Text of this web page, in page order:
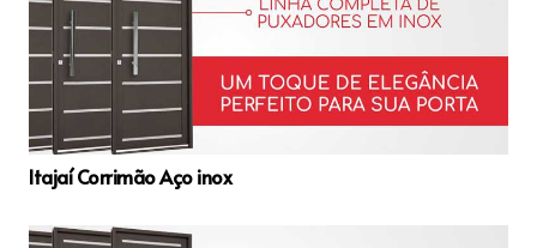
Itajaí Corrimão Aço inox